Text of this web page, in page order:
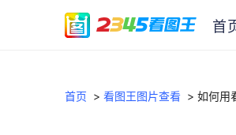
首
首页 > 看图王图片查看 > 如何用